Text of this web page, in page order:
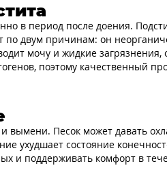
в период после доения.
двум причинам: он
мочу и жидкие загрязнения,
поэтому качественный
вымени. Песок может давать
ухудшает состояние
и поддерживать комфорт в